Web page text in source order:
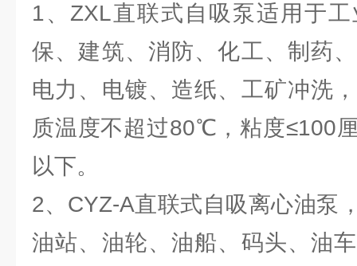
1、ZXL直联式自吸泵适用于
保、建筑、消防、化工、制药
电力、电镀、造纸、工矿冲洗
质温度不超过80℃，粘度≤100
以下。
2、CYZ-A直联式自吸离心油泵
油站、油轮、油船、码头、油